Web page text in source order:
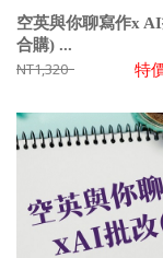
空英與你聊寫作x
合購) ...
NT1,320 特